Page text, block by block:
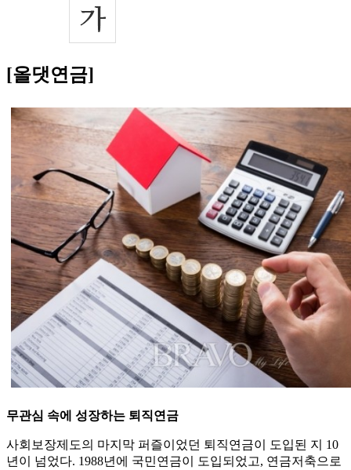
[올댓연금]
무관심 속에 성장하는 퇴직연금
사회보장제도의 마지막 퍼즐이었던 퇴직연금이 도입된 지 10
년이 넘었다. 1988년에 국민연금이 도입되었고, 연금저축으로